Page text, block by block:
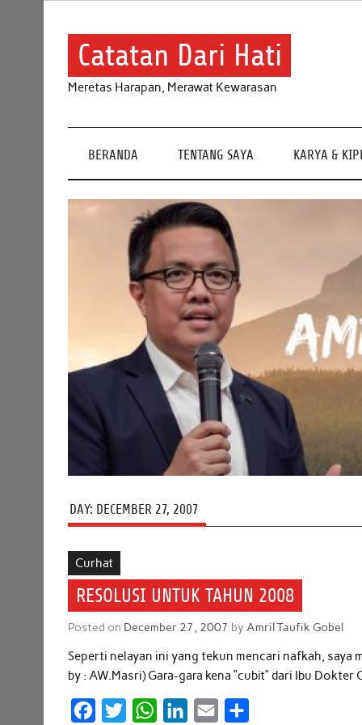
Catatan Dari Hati
Meretas Harapan, Merawat Kewarasan
BERANDA TENTANG SAYA KARYA &
DAY: DECEMBER 27, 2007
Curhat
RESOLUSI UNTUK TAHUN 2008
Posted on December 27, 2007 by Amril Taufik Gobel
Seperti nelayan ini yang tekun mencari nafkah,
by : AW.Masri) Gara-gara kena “cubit” dari Ibu
W